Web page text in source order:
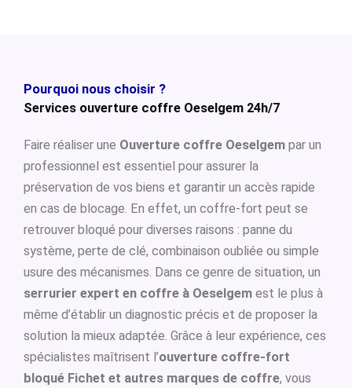
Pourquoi nous choisir ?
Services ouverture coffre Oeselgem 24h/7
Faire réaliser une Ouverture coffre Oeselgem par un
professionnel est essentiel pour assurer la
préservation de vos biens et garantir un accès rapide
en cas de blocage. En effet, un coffre-fort peut se
retrouver bloqué pour diverses raisons : panne du
système, perte de clé, combinaison oubliée ou simple
usure des mécanismes. Dans ce genre de situation, un
serrurier expert en coffre à Oeselgem est le plus à
même d’établir un diagnostic précis et de proposer la
solution la mieux adaptée. Grâce à leur expérience, ces
spécialistes maîtrisent l’ouverture coffre-fort
bloqué Fichet et autres marques de coffre, vous